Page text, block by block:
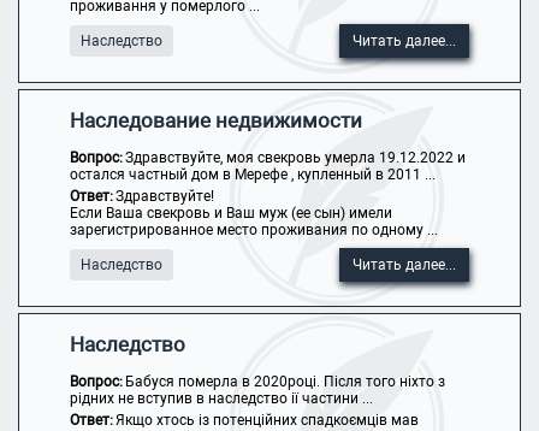
проживання у померлого ...
Наследство Читать далее...
Наследование недвижимости
Вопрос:Здравствуйте, моя свекровь умерла 19.12.2022 и
остался частный дом в Мерефе , купленный в 2011 ...
Ответ:Здравствуйте!
Если Ваша свекровь и Ваш муж (ее сын) имели
зарегистрированное место проживания по одному ...
Наследство Читать далее...
Наследство
Вопрос: Бабуся померла в 2020році. Після того ніхто з
рідних не вступив в наследство ії частини ...
Ответ:Якщо хтось із потенційних спадкоємців мав